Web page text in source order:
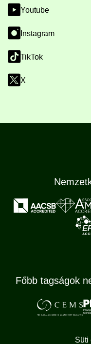
Youtube
Instagram
TikTok
X
Főbb tagságok
Süti